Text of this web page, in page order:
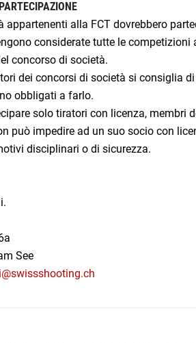
appartenenti alla FCT dovrebbero
considerate tutte le
concorso di società.
dei concorsi di società si consiglia
obbligati a farlo.
solo tiratori con licenza, membri
può impedire ad un suo socio con
disciplinari o di sicurezza.
See